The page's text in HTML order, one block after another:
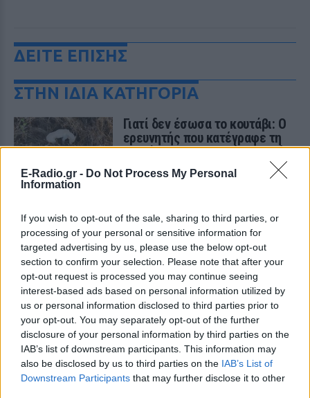
E-Radio.gr - Do Not Process My Personal
Information
If you wish to opt-out of the sale, sharing to third parties, or
processing of your personal or sensitive information for
targeted advertising by us, please use the below opt-out
section to confirm your selection. Please note that after your
opt-out request is processed you may continue seeing
interest-based ads based on personal information utilized by
us or personal information disclosed to third parties prior to
your opt-out. You may separately opt-out of the further
disclosure of your personal information by third parties on the
IAB’s list of downstream participants. This information may
also be disclosed by us to third parties on the IAB’s List of
Downstream Participants that may further disclose it to other
ΔΕΙΤΕ ΕΠΙΣΗΣ
ΣΤΗΝ ΙΔΙΑ ΚΑΤΗΓΟΡΙΑ
Γιατί δεν έσωσα το κουτάβι: Ο
ερευνητής που κατέγραφε τη
συμβίωση του μικρού σκυλιού
με αγέλη λύκων εξηγεί γιατί
δεν επενέβη
«Κρατάμε την επιστημονική απόσταση,
δεν είναι δυνατόν να πάω να επέμβω,
ούτε γίνεται να στείλω κάποιον
κτηνίατρο σε ένα μέρος όπου υπάρχει
αγέλη με λύκους, είναι επικίνδυνο» λέει
στο protothema.gr ο διδάκτορας
ζωολογίας του ΑΠΘ, Θεόδωρος Κομηνός
- Έχουν πεθάνει και έξι λυκόπουλα
Για πάντα στη Ρεάλ Μαδρίτης ο
Βινίσιους: Υπογράφει νέο
εξαετές συμβόλαιο ο
Βραζιλιάνος
ΣΉΜΕΡΑ